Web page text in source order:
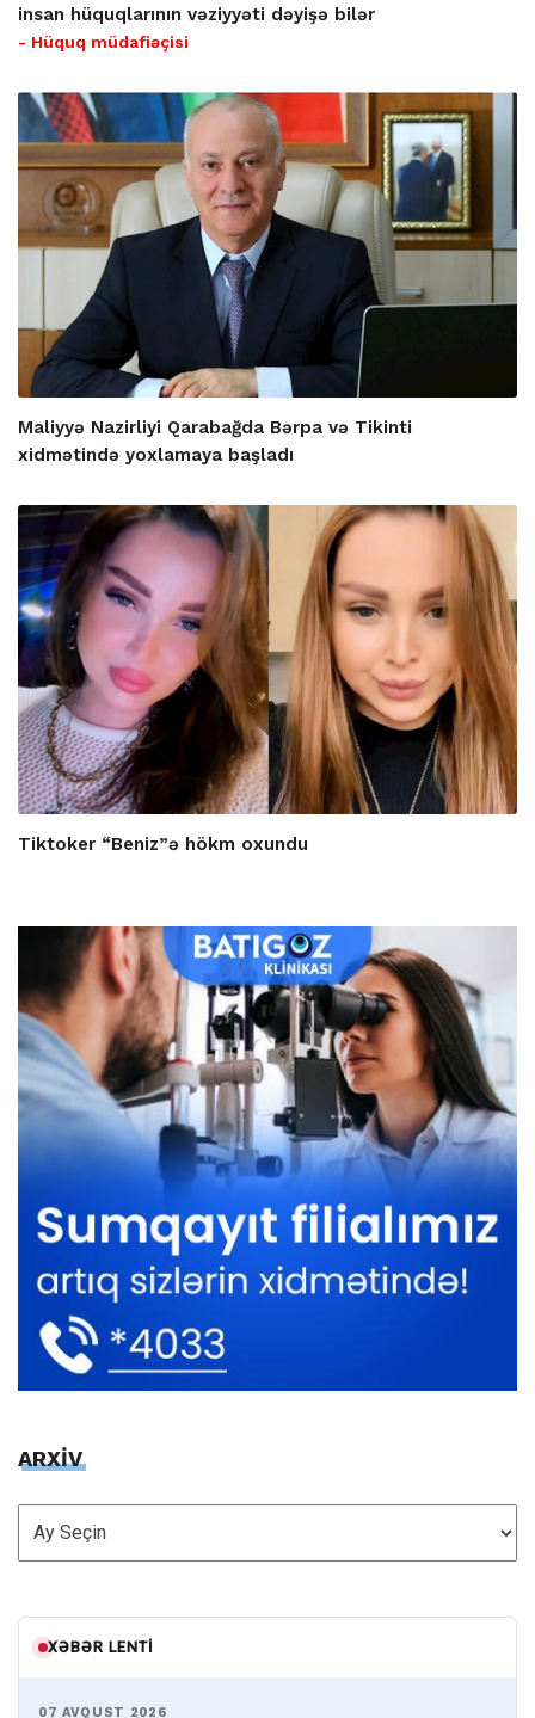
insan hüquqlarının vəziyyəti dəyişə bilər
- Hüquq müdafiəçisi
Maliyyə Nazirliyi Qarabağda Bərpa və Tikinti
xidmətində yoxlamaya başladı
Tiktoker “Beniz”ə hökm oxundu
ARXİV
ARXİV
XƏBƏR LENTI
07 AVQUST 2026